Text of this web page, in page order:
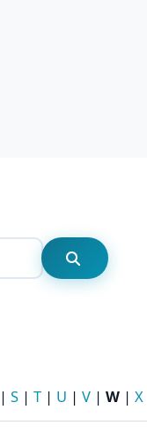
Rechercher
Rechercher
| S | T | U | V | W | X